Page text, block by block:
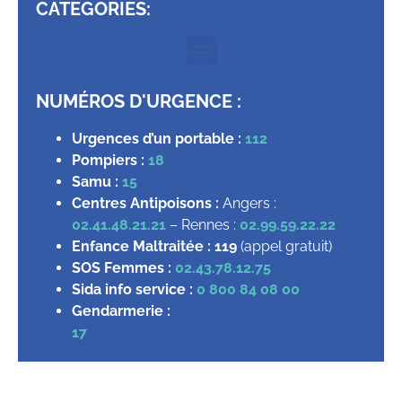
CATEGORIES:
NUMÉROS D'URGENCE :
Urgences d’un portable : 112
Pompiers : 18
Samu : 15
Centres Antipoisons : Angers :
02.41.48.21.21 – Rennes : 02.99.59.22.22
Enfance Maltraitée : 119 (appel gratuit)
SOS Femmes : 02.43.78.12.75
Sida info service : 0 800 84 08 00
Gendarmerie :
17